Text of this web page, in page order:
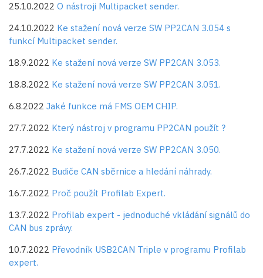
25.10.2022 O nástroji Multipacket sender.
24.10.2022 Ke stažení nová verze SW PP2CAN 3.054 s
funkcí Multipacket sender.
18.9.2022 Ke stažení nová verze SW PP2CAN 3.053.
18.8.2022 Ke stažení nová verze SW PP2CAN 3.051.
6.8.2022 Jaké funkce má FMS OEM CHIP.
27.7.2022 Který nástroj v programu PP2CAN použít ?
27.7.2022 Ke stažení nová verze SW PP2CAN 3.050.
26.7.2022 Budiče CAN sběrnice a hledání náhrady.
16.7.2022 Proč použít Profilab Expert.
13.7.2022 Profilab expert - jednoduché vkládání signálů do
CAN bus zprávy.
10.7.2022 Převodník USB2CAN Triple v programu Profilab
expert.